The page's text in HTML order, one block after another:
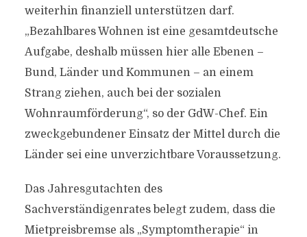
weiterhin finanziell unterstützen darf.
„Bezahlbares Wohnen ist eine gesamtdeutsche
Aufgabe, deshalb müssen hier alle Ebenen –
Bund, Länder und Kommunen – an einem
Strang ziehen, auch bei der sozialen
Wohnraumförderung“, so der GdW-Chef. Ein
zweckgebundener Einsatz der Mittel durch die
Länder sei eine unverzichtbare Voraussetzung.
Das Jahresgutachten des
Sachverständigenrates belegt zudem, dass die
Mietpreisbremse als „Symptomtherapie“ in